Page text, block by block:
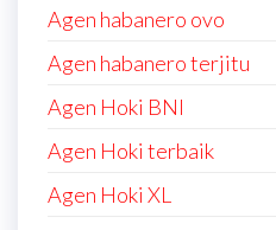
Agen habanero ovo
Agen habanero terjitu
Agen Hoki BNI
Agen Hoki terbaik
Agen Hoki XL